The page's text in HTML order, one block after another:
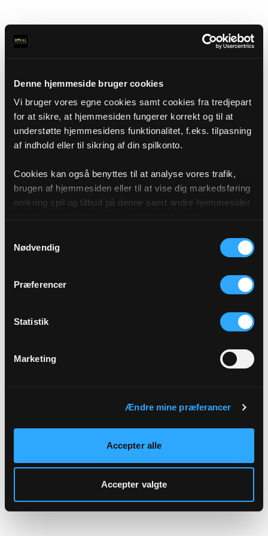
Denne hjemmeside bruger cookies
Vi bruger vores egne cookies samt cookies fra tredjepart
for at sikre, at hjemmesiden fungerer korrekt og til at
understøtte hjemmesidens funktionalitet, f.eks. tilpasning
af indhold eller til sikring af din spilkonto.
Cookies kan også benyttes til at analyse vores trafik,
brugen af hjemmesiden eller til at vise dig markedsføring
omkring spil og tilbud på denne samt andre hjemmesider
af cookies under "Detaljer" eller ved at klikke videre til
vores Cookiepolitik, som du finder i bunden af vores
Nødvendig
Præferencer
Statistik
Marketing
Ændre mine præferancer
Accepter alle
Accepter valgte